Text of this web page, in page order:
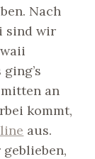
Nach
sind wir
an
kommt,
aus.